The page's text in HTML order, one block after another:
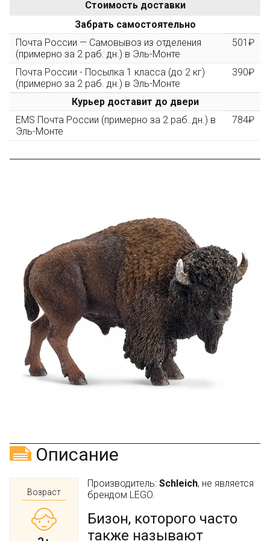
3000 рублей, Вы получите постоянную скидку на все
повторные заказы - 10%
Скидка за обзор
(фото сборки) до 10%
Пришлите фото поэтапной сборки купленного
конструктора и получите дополнительную скидку
10% при покупке следующего набора (не дороже 10
Оставьте отзыв (не менее 50 символов) о товаре на
нашем сайте и получите купон на скидку 50₽ за
текстовый отзыв или 100₽ за отзыв с фото.
Скидка за отзыв
на Яндекс.Маркете 150₽
Оставьте отзыв (не менее 50 символов) о товаре
через систему
Яндекс.Маркетс обязательным
указанием номера и даты заказа в нашем магазине
и получите купон на скидку 150₽
...уже сейчас
Подробные условия всех акций и бонусов...
Стоимость доставки
Забрать самостоятельно
Почта России — Самовывоз из отделения
(примерно за 2 раб. дн.) в Эль-Монте
501₽
Почта России - Посылка 1 класса (до 2 кг)
(примерно за 2 раб. дн.) в Эль-Монте
390₽
Курьер доставит до двери
EMS Почта России (примерно за 2 раб. дн.) в
Эль-Монте
784₽
Описание
Возраст
Производитель: Schleich, не является
брендом LEGO.
Бизон, которого часто
также называют